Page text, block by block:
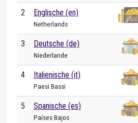
2 Englische (en)
Netherlands
3 Deutsche (de)
Niederlande
4 Italienische (it)
Paesi Bassi
5 Spanische (es)
Países Bajos